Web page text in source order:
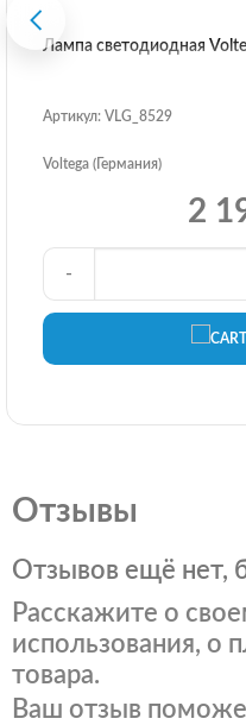
Лампа светодиодная
Артикул: VLG_8529
Voltega (Германия)
2
-
Отзывы
Отзывов ещё нет,
Расскажите о
использования, о
товара.
Ваш отзыв